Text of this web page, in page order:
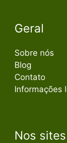
Geral
Sobre nós
Blog
Contato
Informações
Nos